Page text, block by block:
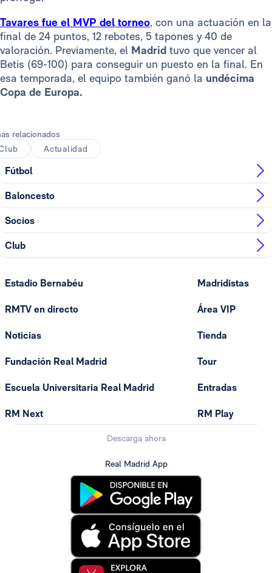
Tavares fue el MVP del torneo, con una actuación en la
final de 24 puntos, 12 rebotes, 5 tapones y 40 de
valoración. Previamente, el Madrid tuvo que vencer al
Betis (69-100) para conseguir un puesto en la final. En
esa temporada, el equipo también ganó la undécima
Copa de Europa.
relacionados
Actualidad
Fútbol
Baloncesto
Socios
Club
Estadio Bernabéu
RMTV en directo
Noticias
Fundación Real Madrid
Escuela Universitaria Real Madrid
RM Next
Madridistas
Área VIP
Tienda
Tour
Entradas
RM Play
Descarga ahora
Real Madrid App